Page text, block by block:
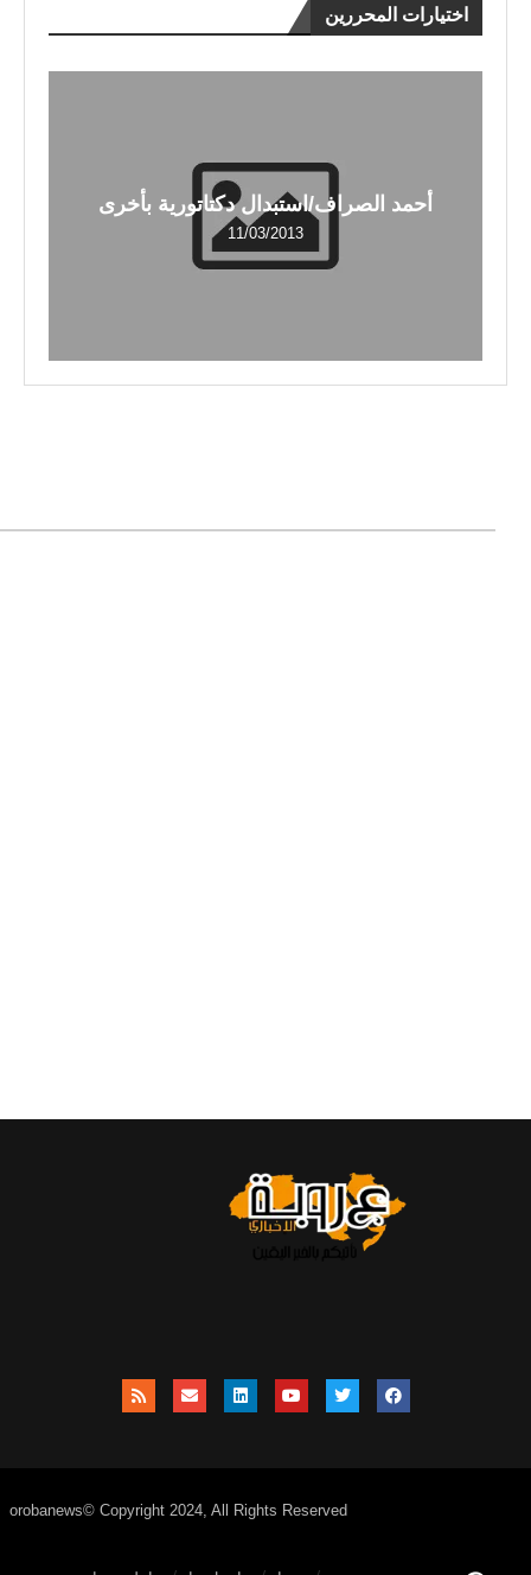
اختيارات المحررين
أحمد الصراف/استبدال دكتاتورية بأخرى
11/03/2013
orobanews© Copyright 2024, All Rights Reserved